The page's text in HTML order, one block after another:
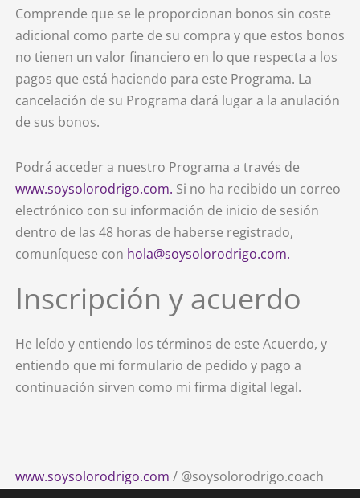
Comprende que se le proporcionan bonos sin coste
adicional como parte de su compra y que estos bonos
no tienen un valor financiero en lo que respecta a los
pagos que está haciendo para este Programa. La
cancelación de su Programa dará lugar a la anulación
de sus bonos.
Podrá acceder a nuestro Programa a través de
www.soysolorodrigo.com. Si no ha recibido un correo
electrónico con su información de inicio de sesión
dentro de las 48 horas de haberse registrado,
comuníquese con hola@soysolorodrigo.com.
Inscripción y acuerdo
He leído y entiendo los términos de este Acuerdo, y
entiendo que mi formulario de pedido y pago a
continuación sirven como mi firma digital legal.
www.soysolorodrigo.com / @soysolorodrigo.coach